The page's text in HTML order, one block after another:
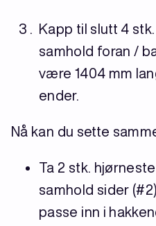
Kapp til slutt 4
samhold foran /
være 1404 mm
ender.
Nå kan du sette
Ta 2 stk.
samhold sider
passe inn i